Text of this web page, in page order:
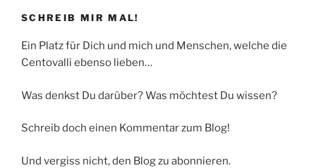
SCHREIB MIR MAL!
Ein Platz für Dich und mich und Menschen, welche die
Centovalli ebenso lieben…
Was denkst Du darüber? Was möchtest Du wissen?
Schreib doch einen Kommentar zum Blog!
Und vergiss nicht, den Blog zu abonnieren.